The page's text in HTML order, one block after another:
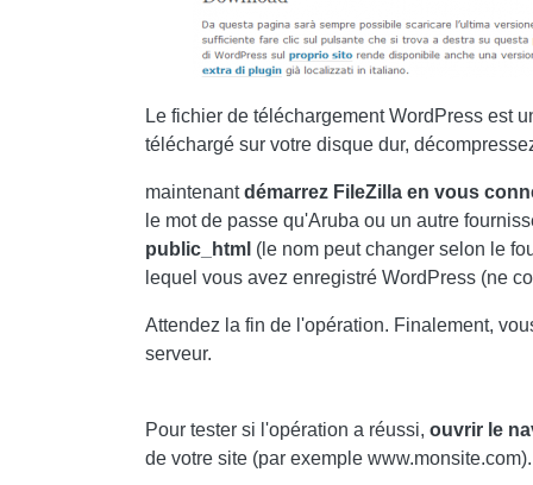
Le fichier de téléchargement WordPress est
téléchargé sur votre disque dur,
maintenantdémarrez FileZilla en vous
le mot de passe qu'Aruba ou un autre
public_html (le nom peut changer selon le
lequel vous avez enregistré WordPress (ne
Attendez la fin de l'opération. Finalement,
serveur.
Pour tester si l'opération a réussi, ouvrir le
de votre site (par exemple www.monsite.com).